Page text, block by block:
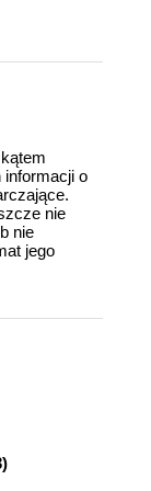
informacji o
nie
nie
jego